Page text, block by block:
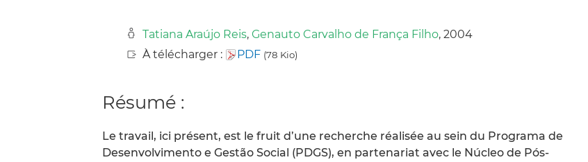
Tatiana Araújo Reis, Genauto Carvalho de França Filho, 2004
À télécharger :
PDF (78 Kio)
Résumé :
Le travail, ici présent, est le fruit d’une recherche réalisée au sein du Programa de
Desenvolvimento e Gestão Social (PDGS), en partenariat avec le Núcleo de Pós-